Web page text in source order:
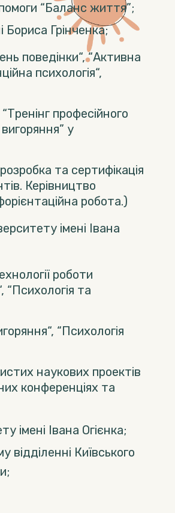
“Баланс життя”;
Бориса Грінченка;
поведінки“, “Активна
психологія“,
професійного
у
та сертифікація
Керівництво
робота.)
імені Івана
роботи
“Психологія та
“Психологія
наукових проектів
конференціях та
імені Івана Огієнка;
Київського